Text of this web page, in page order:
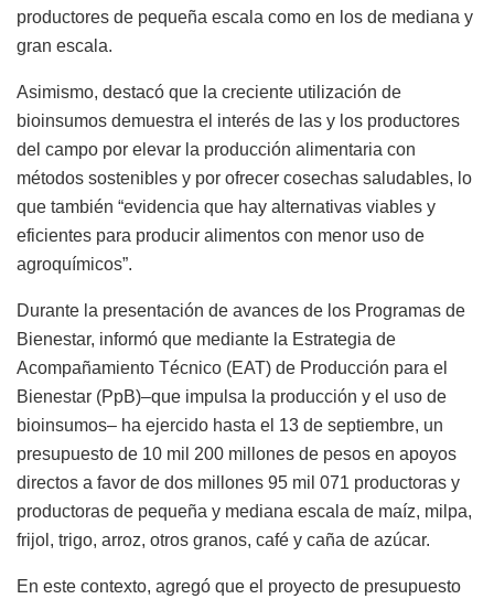
productores de pequeña escala como en los de mediana y
gran escala.
Asimismo, destacó que la creciente utilización de
bioinsumos demuestra el interés de las y los productores
del campo por elevar la producción alimentaria con
métodos sostenibles y por ofrecer cosechas saludables, lo
que también “evidencia que hay alternativas viables y
eficientes para producir alimentos con menor uso de
agroquímicos”.
Durante la presentación de avances de los Programas de
Bienestar, informó que mediante la Estrategia de
Acompañamiento Técnico (EAT) de Producción para el
Bienestar (PpB)–que impulsa la producción y el uso de
bioinsumos– ha ejercido hasta el 13 de septiembre, un
presupuesto de 10 mil 200 millones de pesos en apoyos
directos a favor de dos millones 95 mil 071 productoras y
productoras de pequeña y mediana escala de maíz, milpa,
frijol, trigo, arroz, otros granos, café y caña de azúcar.
En este contexto, agregó que el proyecto de presupuesto